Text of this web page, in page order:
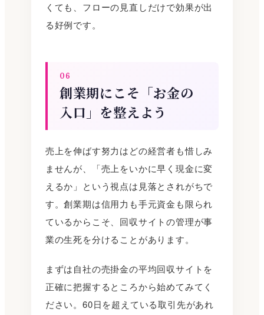
くても、フローの見直しだけで効果が出
る好例です。
06
創業期にこそ「お金の
入口」を整えよう
売上を伸ばす努力はどの経営者も惜しみ
ませんが、「売上をいかに早く現金に変
えるか」という視点は見落とされがちで
す。創業期は信用力も手元資金も限られ
ているからこそ、回収サイトの管理が事
業の生死を分けることがあります。
まずは自社の売掛金の平均回収サイトを
正確に把握するところから始めてみてく
ださい。60日を超えている取引先があれ